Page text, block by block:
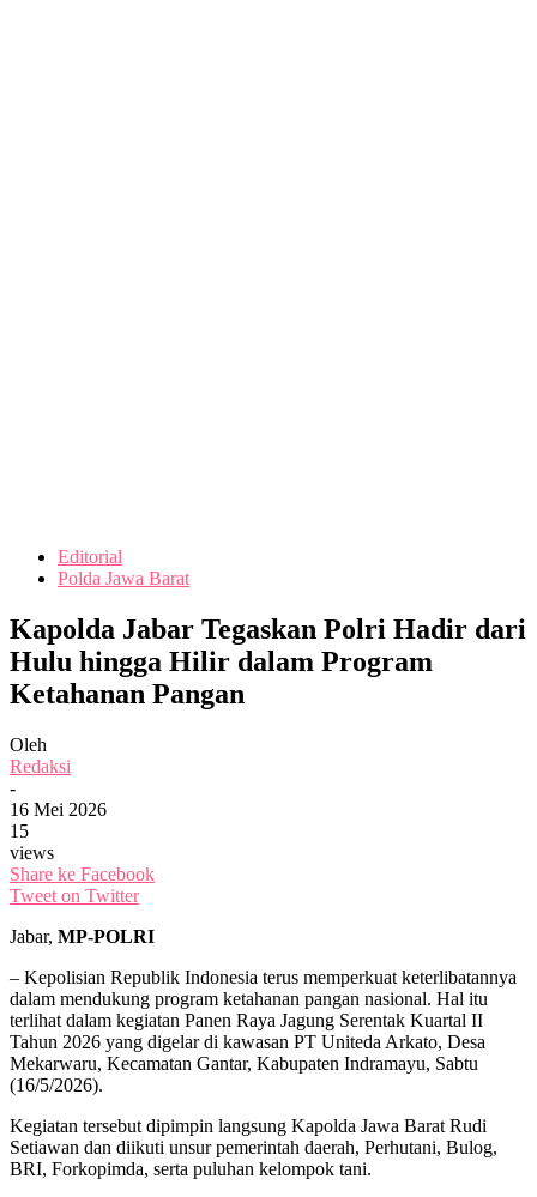
Editorial
Polda Jawa Barat
Kapolda Jabar Tegaskan Polri Hadir dari
Hulu hingga Hilir dalam Program
Ketahanan Pangan
Oleh
Redaksi
-
16 Mei 2026
15
views
Share ke Facebook
Tweet on Twitter
Jabar, MP-POLRI
– Kepolisian Republik Indonesia terus memperkuat keterlibatannya
dalam mendukung program ketahanan pangan nasional. Hal itu
terlihat dalam kegiatan Panen Raya Jagung Serentak Kuartal II
Tahun 2026 yang digelar di kawasan PT Uniteda Arkato, Desa
Mekarwaru, Kecamatan Gantar, Kabupaten Indramayu, Sabtu
(16/5/2026).
Kegiatan tersebut dipimpin langsung Kapolda Jawa Barat Rudi
Setiawan dan diikuti unsur pemerintah daerah, Perhutani, Bulog,
BRI, Forkopimda, serta puluhan kelompok tani.